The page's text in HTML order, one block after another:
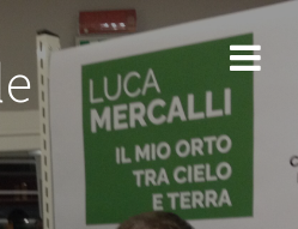
al
contenuto